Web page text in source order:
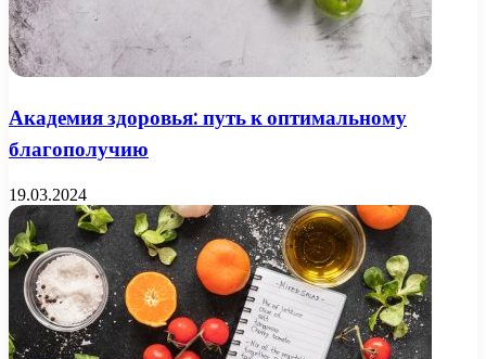
Академия здоровья: путь к оптимальному
благополучию
19.03.2024